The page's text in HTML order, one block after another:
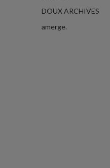
DOUX ARCHIVES
amerge.